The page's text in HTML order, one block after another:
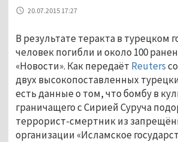
20.07.2015 17:27
В результате теракта в турецком
человек погибли и около 100
«Новости». Как передаёт Reuters
двух высокопоставленных
есть данные о том, что бомбу в
граничащего с Сирией Суруча
террорист-смертник из
организации «Исламское